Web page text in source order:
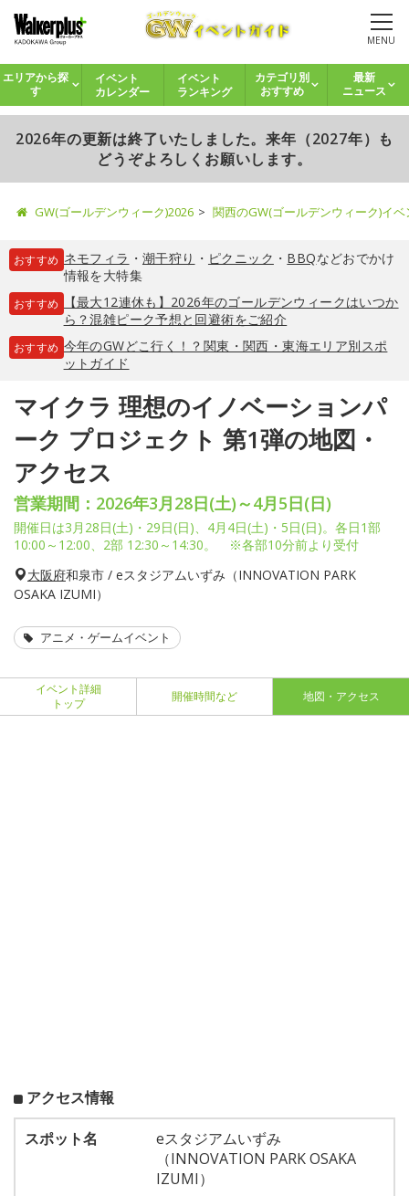
MENU
エリアから探
す
イベント
カレンダー
イベント
ランキング
カテゴリ別
おすすめ
最新
ニュース
2026年の更新は終了いたしました。来年（2027年）も
どうぞよろしくお願いします。
GW(ゴールデンウィーク)2026 関西のGW(ゴールデンウィーク)イ
おすすめ ネモフィラ ・ 潮干狩り ・ ピクニック ・ BBQなどおでかけ
情報を大特集
おすすめ
【最大12連休も】2026年のゴールデンウィークはいつか
ら？混雑ピーク予想と回避術をご紹介
おすすめ 今年のGWどこ行く！？関東・関西・東海エリア別スポ
ットガイド
マイクラ 理想のイノベーションパ
ーク プロジェクト 第1弾の地図・
アクセス
営業期間：2026年3月28日(土)～4月5日(日)
開催日は3月28日(土)・29日(日)、4月4日(土)・5日(日)。各日1部
10:00～12:00、2部 12:30～14:30。 ※各部10分前より受付
大阪府和泉市 / eスタジアムいずみ（INNOVATION PARK
OSAKA IZUMI）
アニメ・ゲームイベント
イベント詳細
トップ
開催時間など 地図・アクセス
アクセス情報
スポット名
eスタジアムいずみ
（INNOVATION PARK OSAKA
IZUMI）